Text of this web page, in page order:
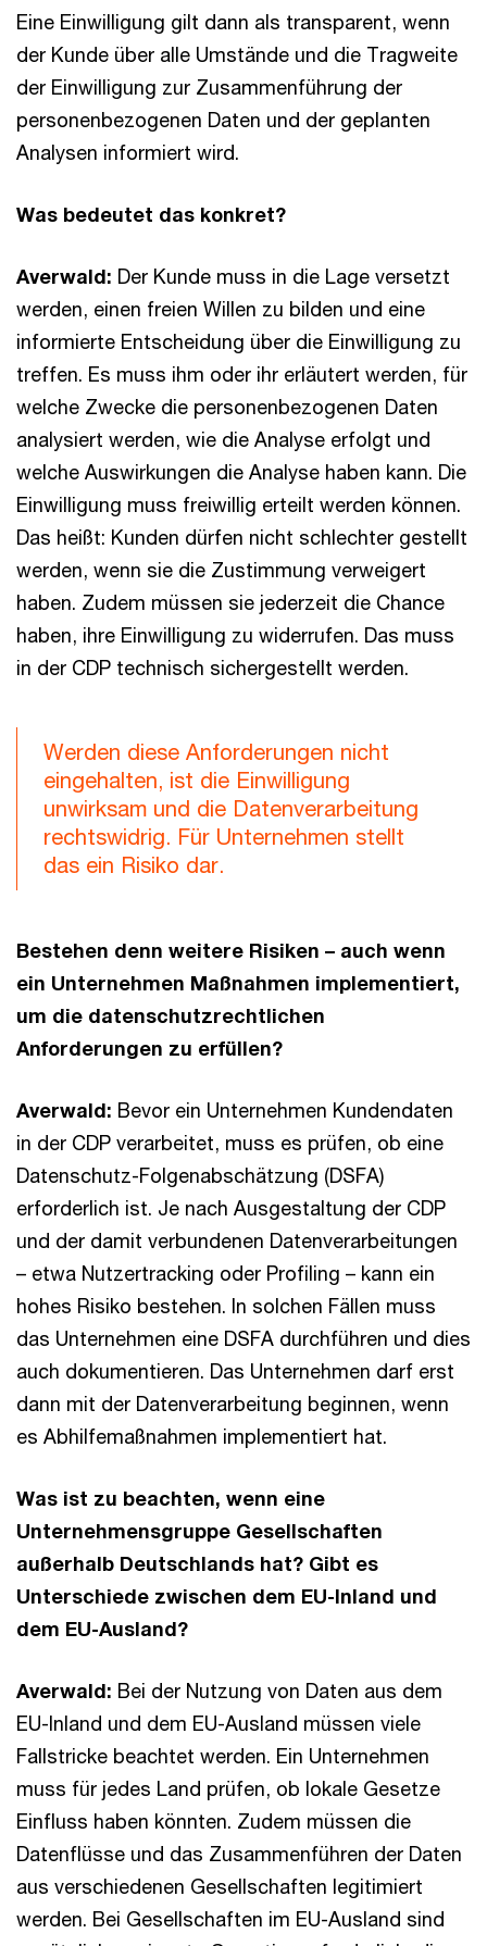
Eine Einwilligung gilt dann als transparent, wenn
der Kunde über alle Umstände und die Tragweite
der Einwilligung zur Zusammenführung der
personenbezogenen Daten und der geplanten
Analysen informiert wird.
Was bedeutet das konkret?
Averwald: Der Kunde muss in die Lage versetzt
werden, einen freien Willen zu bilden und eine
informierte Entscheidung über die Einwilligung zu
treffen. Es muss ihm oder ihr erläutert werden, für
welche Zwecke die personenbezogenen Daten
analysiert werden, wie die Analyse erfolgt und
welche Auswirkungen die Analyse haben kann. Die
Einwilligung muss freiwillig erteilt werden können.
Das heißt: Kunden dürfen nicht schlechter gestellt
werden, wenn sie die Zustimmung verweigert
haben. Zudem müssen sie jederzeit die Chance
haben, ihre Einwilligung zu widerrufen. Das muss
in der CDP technisch sichergestellt werden.
Werden diese Anforderungen nicht
eingehalten, ist die Einwilligung
unwirksam und die Datenverarbeitung
rechtswidrig. Für Unternehmen stellt
das ein Risiko dar.
Bestehen denn weitere Risiken – auch wenn
ein Unternehmen Maßnahmen implementiert,
um die datenschutzrechtlichen
Anforderungen zu erfüllen?
Averwald: Bevor ein Unternehmen Kundendaten
in der CDP verarbeitet, muss es prüfen, ob eine
Datenschutz-Folgenabschätzung (DSFA)
erforderlich ist. Je nach Ausgestaltung der CDP
und der damit verbundenen Datenverarbeitungen
– etwa Nutzertracking oder Profiling – kann ein
hohes Risiko bestehen. In solchen Fällen muss
das Unternehmen eine DSFA durchführen und dies
auch dokumentieren. Das Unternehmen darf erst
dann mit der Datenverarbeitung beginnen, wenn
es Abhilfemaßnahmen implementiert hat.
Was ist zu beachten, wenn eine
Unternehmensgruppe Gesellschaften
außerhalb Deutschlands hat? Gibt es
Unterschiede zwischen dem EU-Inland und
dem EU-Ausland?
Averwald: Bei der Nutzung von Daten aus dem
EU-Inland und dem EU-Ausland müssen viele
Fallstricke beachtet werden. Ein Unternehmen
muss für jedes Land prüfen, ob lokale Gesetze
Einfluss haben könnten. Zudem müssen die
Datenflüsse und das Zusammenführen der Daten
aus verschiedenen Gesellschaften legitimiert
werden. Bei Gesellschaften im EU-Ausland sind